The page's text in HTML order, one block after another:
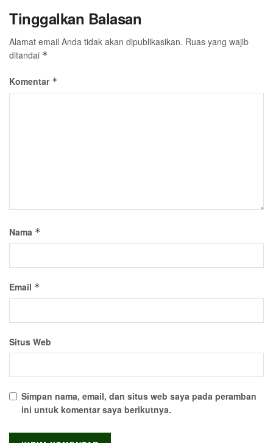
Tinggalkan Balasan
Alamat email Anda tidak akan dipublikasikan. Ruas yang wajib
ditandai *
Komentar *
Nama *
Email *
Situs Web
Simpan nama, email, dan situs web saya pada peramban
ini untuk komentar saya berikutnya.